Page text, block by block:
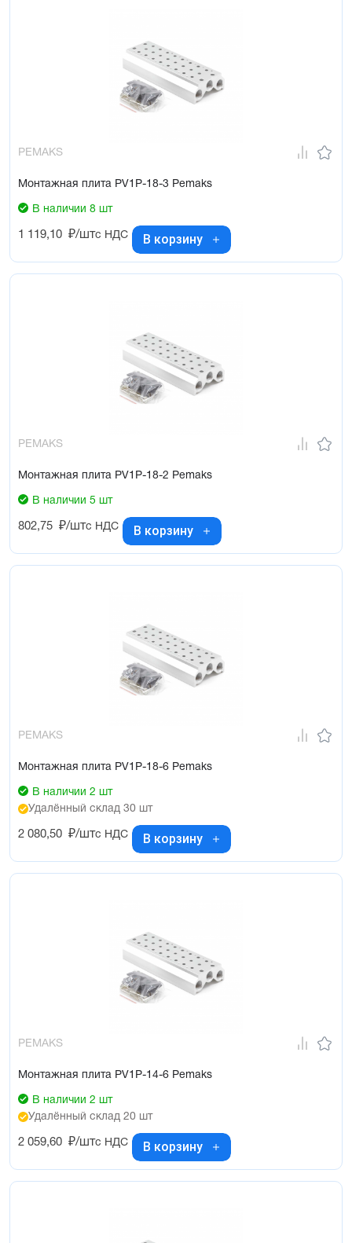
PEMAKS
Монтажная плита PV1P-18-3 Pemaks
В наличии 8 шт
1 119,10 ₽/штс НДС В корзину
PEMAKS
Монтажная плита PV1P-18-2 Pemaks
В наличии 5 шт
802,75 ₽/штс НДС В корзину
PEMAKS
Монтажная плита PV1P-18-6 Pemaks
В наличии 2 шт
Удалённый склад 30 шт
2 080,50 ₽/штс НДС В корзину
PEMAKS
Монтажная плита PV1P-14-6 Pemaks
В наличии 2 шт
Удалённый склад 20 шт
2 059,60 ₽/штс НДС В корзину